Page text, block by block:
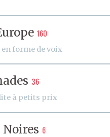
160
forme de voix
36
à petits prix
Noires 6